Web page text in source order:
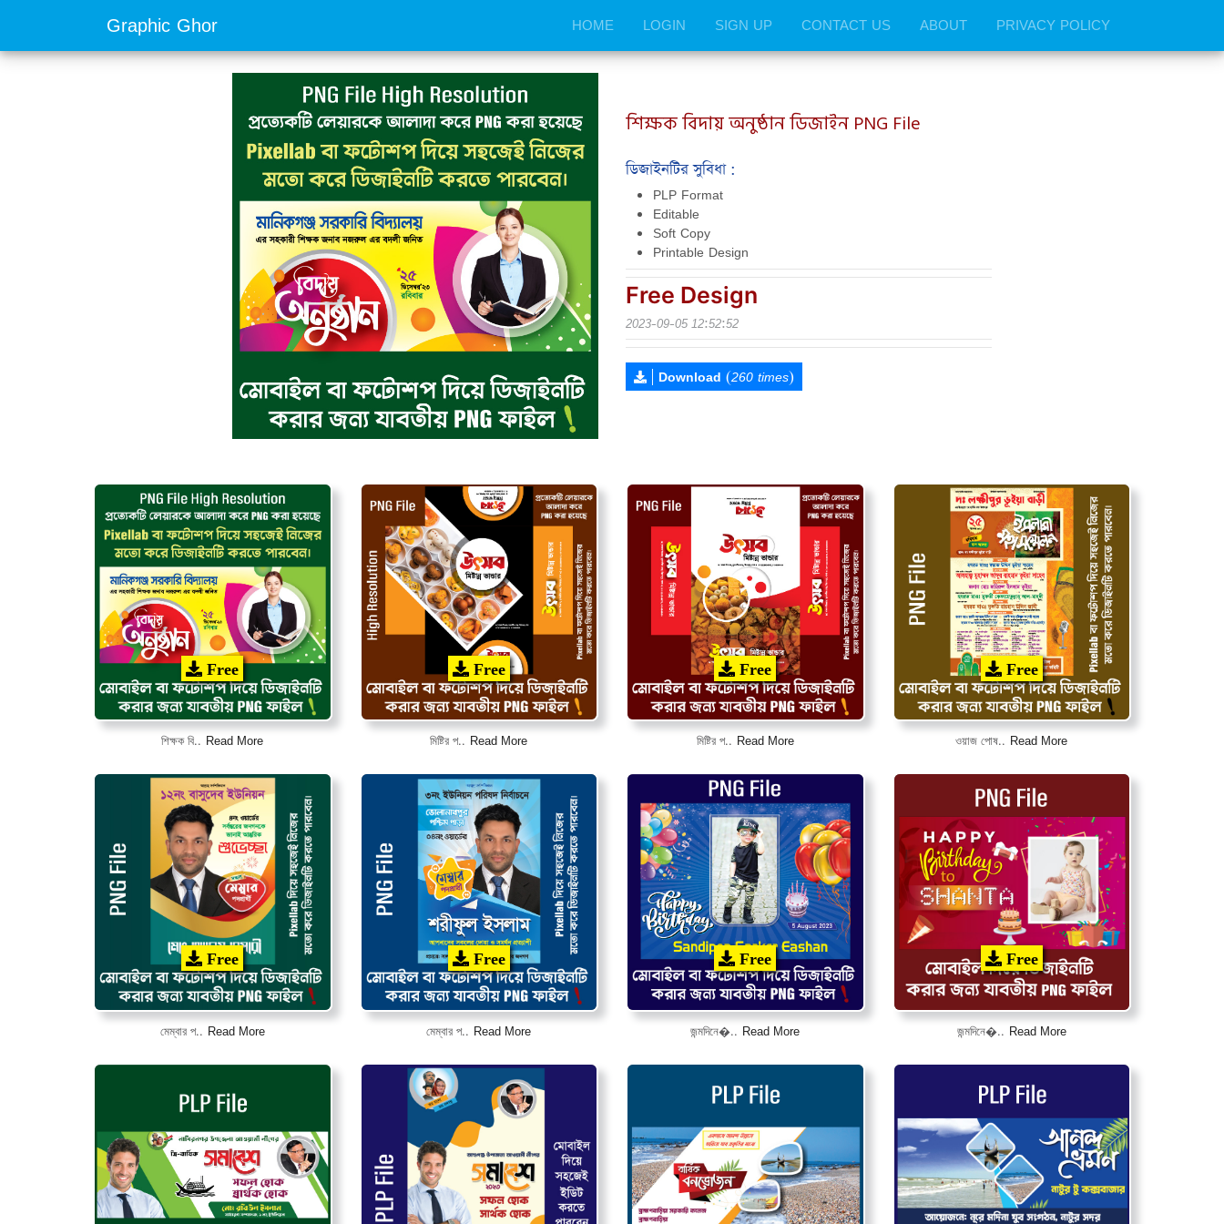
Graphic Ghor HOME LOGIN SIGN UP CONTACT US ABOUT PRIVACY POLICY
শিক্ষক বিদায় অনুষ্ঠান ডিজাইন PNG File
ডিজাইনটির সুবিধা :
PLP Format
Editable
Soft Copy
Printable Design
Free Design
2023-09-05 12:52:52
| Download (260 times)
Free
শিক্ষক বি.. Read More
Free
মিষ্টির প.. Read More
Free
মিষ্টির প.. Read More
Free
ওয়াজ পোষ.. Read More
Free
মেম্বার প.. Read More
Free
মেম্বার প.. Read More
Free
জন্মদিনে�.. Read More
Free
জন্মদিনে�.. Read More